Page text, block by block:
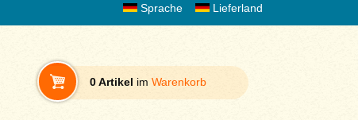
Lieferland
Sprache
0 Artikel im Warenkorb